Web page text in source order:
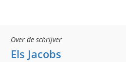
Over de schrijver
Els Jacobs